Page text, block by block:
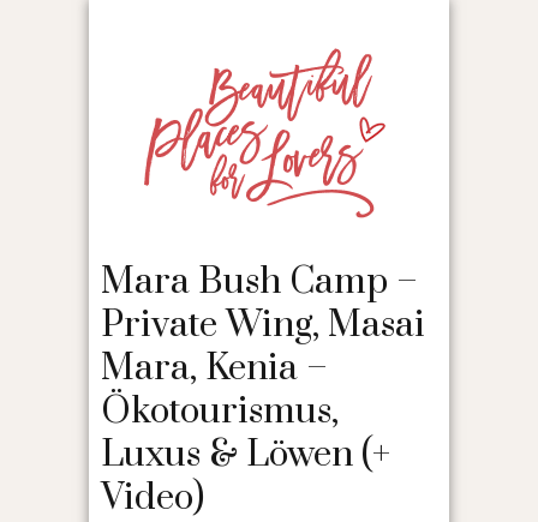
Mara Bush Camp –
Private Wing, Masai
Mara, Kenia –
Ökotourismus,
Luxus & Löwen (+
Video)